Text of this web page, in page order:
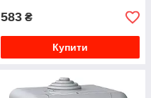
583 ₴
Купити